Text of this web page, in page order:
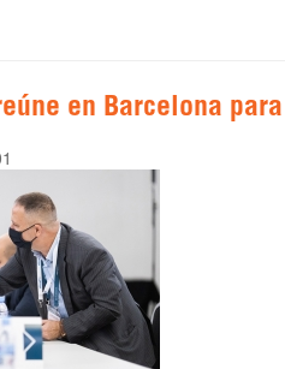
en Barcelona